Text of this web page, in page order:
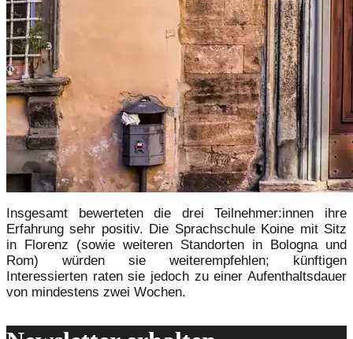
Insgesamt bewerteten die drei Teilnehmer:innen ihre
Erfahrung sehr positiv. Die Sprachschule Koine mit Sitz
in Florenz (sowie weiteren Standorten in Bologna und
Rom) würden sie weiterempfehlen; künftigen
Interessierten raten sie jedoch zu einer Aufenthaltsdauer
von mindestens zwei Wochen.